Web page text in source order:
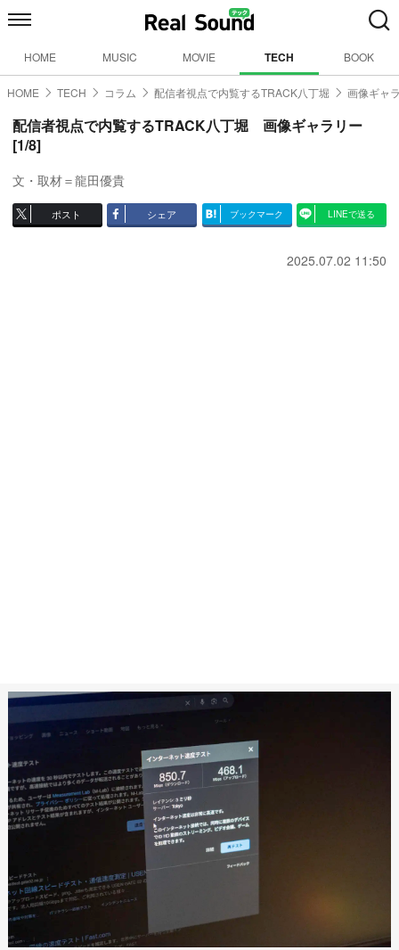
HOME MUSIC MOVIE TECH BOOK
HOME TECH コラム 配信者視点で内覧するTRACK八丁堀 画像ギャ
配信者視点で内覧するTRACK八丁堀 画像ギャラリー
[1/8]
文・取材＝龍田優貴
ポスト シェア ブックマーク LINEで送る
2025.07.02 11:50